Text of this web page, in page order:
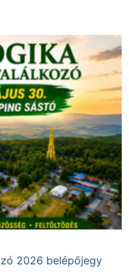
2026 belépőjegy